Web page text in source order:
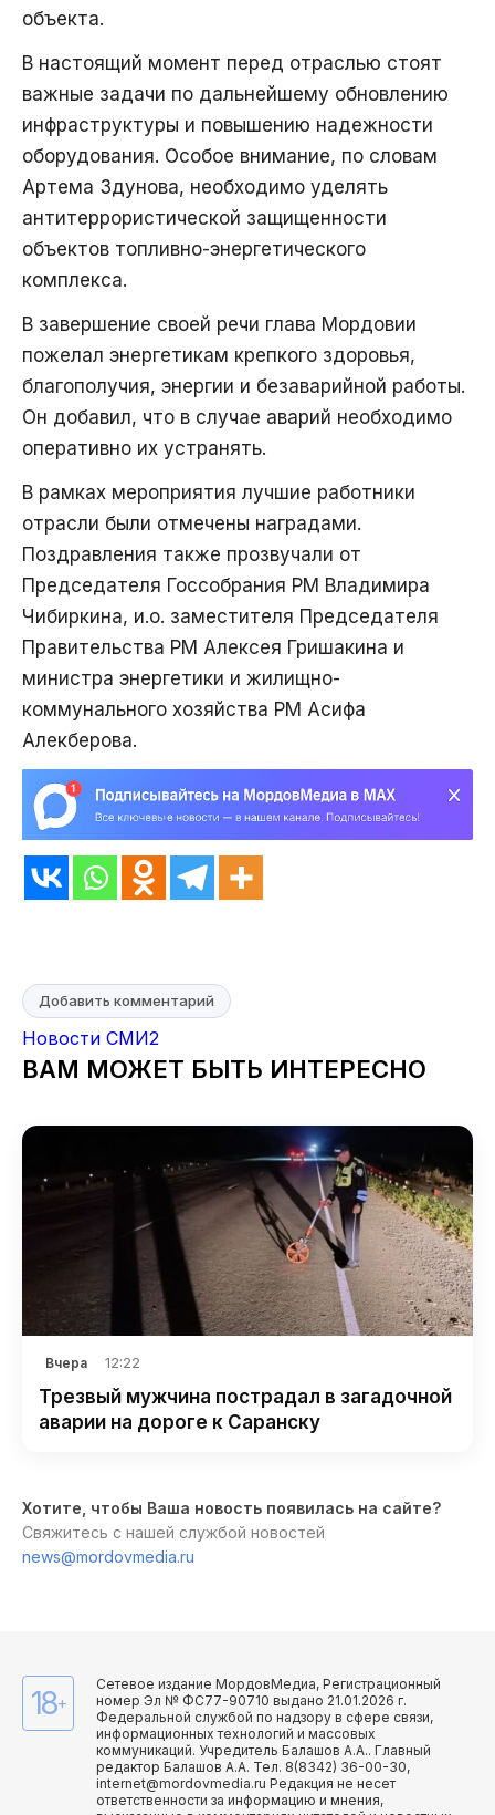
объекта.
В настоящий момент перед отраслью стоят
важные задачи по дальнейшему обновлению
инфраструктуры и повышению надежности
оборудования. Особое внимание, по словам
Артема Здунова, необходимо уделять
антитеррористической защищенности
объектов топливно-энергетического
комплекса.
В завершение своей речи глава Мордовии
пожелал энергетикам крепкого здоровья,
благополучия, энергии и безаварийной работы.
Он добавил, что в случае аварий необходимо
оперативно их устранять.
В рамках мероприятия лучшие работники
отрасли были отмечены наградами.
Поздравления также прозвучали от
Председателя Госсобрания РМ Владимира
Чибиркина, и.о. заместителя Председателя
Правительства РМ Алексея Гришакина и
министра энергетики и жилищно-
коммунального хозяйства РМ Асифа
Алекберова.
Добавить комментарий
Новости СМИ2
ВАМ МОЖЕТ БЫТЬ ИНТЕРЕСНО
Вчера 12:22
Трезвый мужчина пострадал в загадочной
аварии на дороге к Саранску
Хотите, чтобы Ваша новость появилась на сайте?
Свяжитесь с нашей службой новостей
news@mordovmedia.ru
18+
Сетевое издание МордовМедиа, Регистрационный
номер Эл № ФС77-90710 выдано 21.01.2026 г.
Федеральной службой по надзору в сфере связи,
информационных технологий и массовых
коммуникаций. Учредитель Балашов А.А.. Главный
редактор Балашов А.А. Тел. 8(8342) 36-00-30,
internet@mordovmedia.ru Редакция не несет
ответственности за информацию и мнения,